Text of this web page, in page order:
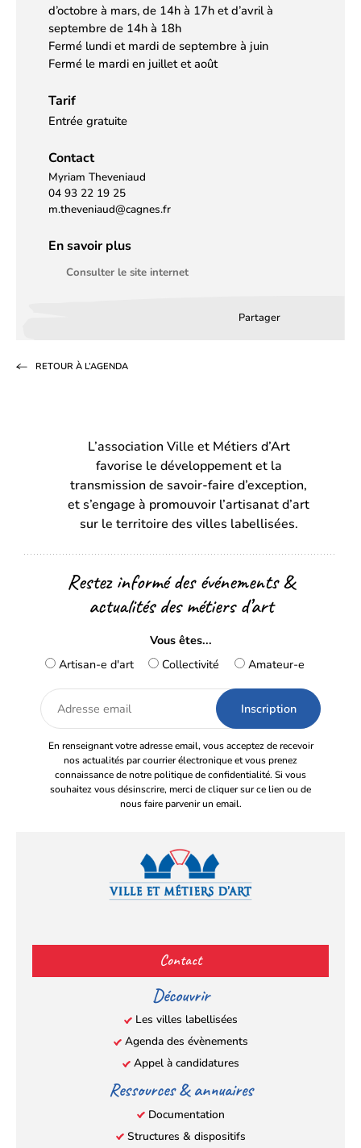
d’octobre à mars, de 14h à 17h et d’avril à
septembre de 14h à 18h
Fermé lundi et mardi de septembre à juin
Fermé le mardi en juillet et août
Tarif
Entrée gratuite
Contact
Myriam Theveniaud
04 93 22 19 25
m.theveniaud@cagnes.fr
En savoir plus
Consulter le site internet
Partager
un
onglet)onglet)
RETOUR À L’AGENDA
L’association Ville et Métiers d’Art
favorise le développement et la
transmission de savoir-faire d’exception,
et s’engage à promouvoir l’artisanat d’art
sur le territoire des villes labellisées.
Restez informé des événements &
actualités des métiers d’art
Vous êtes...
Artisan-e d'art
Collectivité Amateur-e
Adresse
email
En renseignant votre adresse email, vous acceptez de recevoir
nos actualités par courrier électronique et vous prenez
connaissance de notre politique de confidentialité. Si vous
souhaitez vous désinscrire, merci de cliquer sur ce lien ou de
nous faire parvenir un email.
(s’ouvre
dans
un
nouvel
onglet)
(s’ouvre
dans
un
nouvel
onglet)
(s’ouvre
dans
un
nouvel
onglet)
(s’ouvre
un
nouvel
onglet)
Contact
Découvrir
Les villes labellisées
Agenda des évènements
Appel à candidatures
Ressources & annuaires
Documentation
Structures & dispositifs